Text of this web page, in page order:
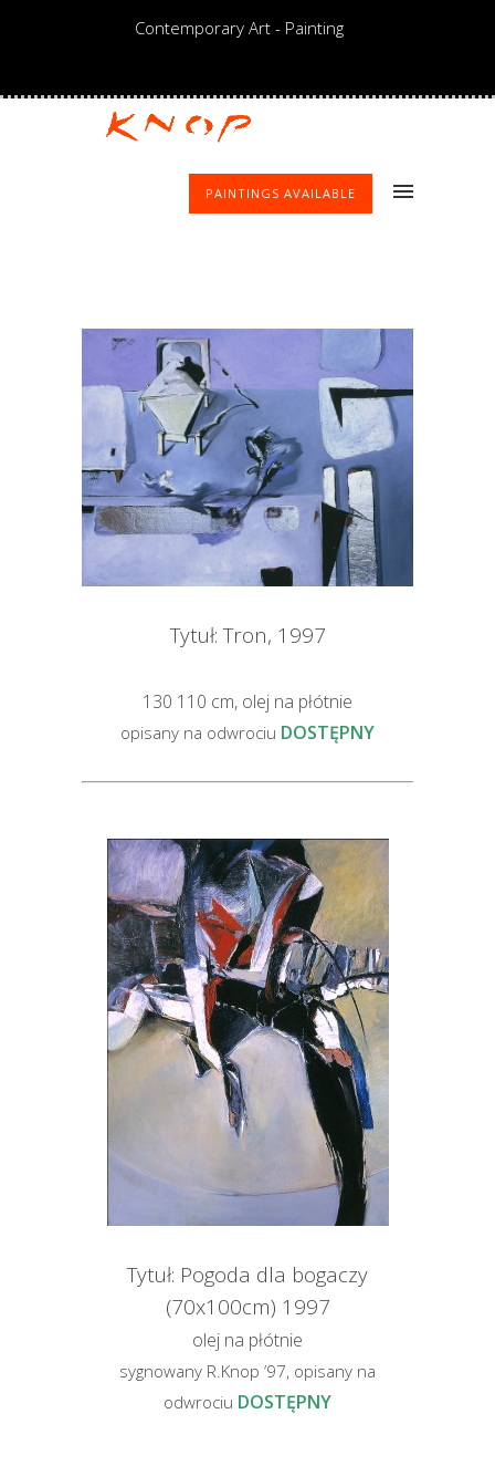
Contemporary Art - Painting
PAINTINGS AVAILABLE
Tytuł: Tron, 1997
130 110 cm, olej na płótnie
opisany na odwrociu DOSTĘPNY
Tytuł: Pogoda dla bogaczy
(70x100cm) 1997
olej na płótnie
sygnowany R.Knop ’97, opisany na
odwrociu DOSTĘPNY